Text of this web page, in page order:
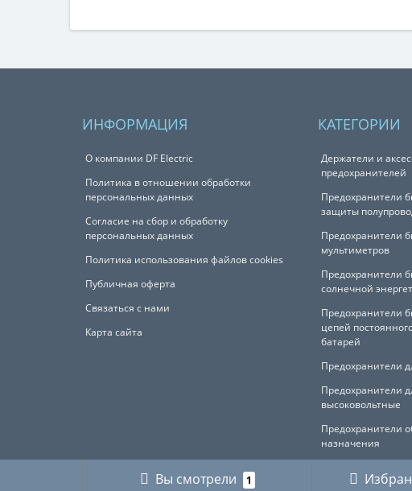
ИНФОРМАЦИЯ
О компании DF Electric
Политика в отношении обработки
персональных данных
Согласие на сбор и обработку
персональных данных
Политика использования файлов cookies
Публичная оферта
Связаться с нами
Карта сайта
КАТЕГОРИИ
Держатели и
предохранителей
Предохранители
защиты
Предохранители
мультиметров
Предохранители
солнечной
Предохранители
цепей
батарей
Предохранители
Предохранители
высоковольтные
Предохранители
назначения
Вы смотрели 1